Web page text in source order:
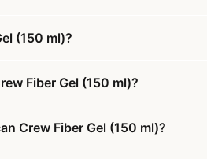
(150 ml)?
Fiber Gel (150 ml)?
Crew Fiber Gel (150 ml)?